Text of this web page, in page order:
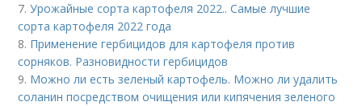
7.Урожайные сорта картофеля 2022.. Самые лучшие
сорта картофеля 2022 года
8. Применение гербицидов для картофеля против
сорняков. Разновидности гербицидов
9. Можно ли есть зеленый картофель. Можно ли удалить
соланин посредством очищения или кипячения зеленого